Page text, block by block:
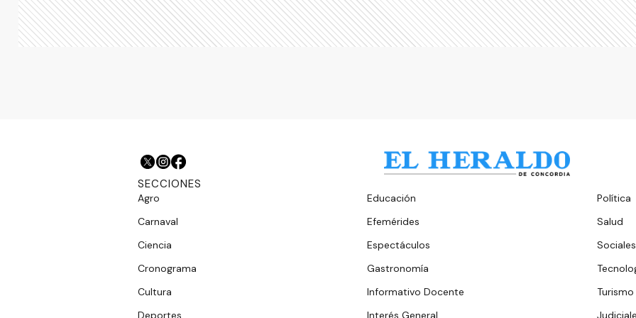
SECCIONES
Agro
Carnaval
Ciencia
Cronograma
Cultura
Deportes
Educación
Efemérides
Espectáculos
Gastronomía
Informativo Docente
Interés General
Política
Salud
Sociales
Turismo